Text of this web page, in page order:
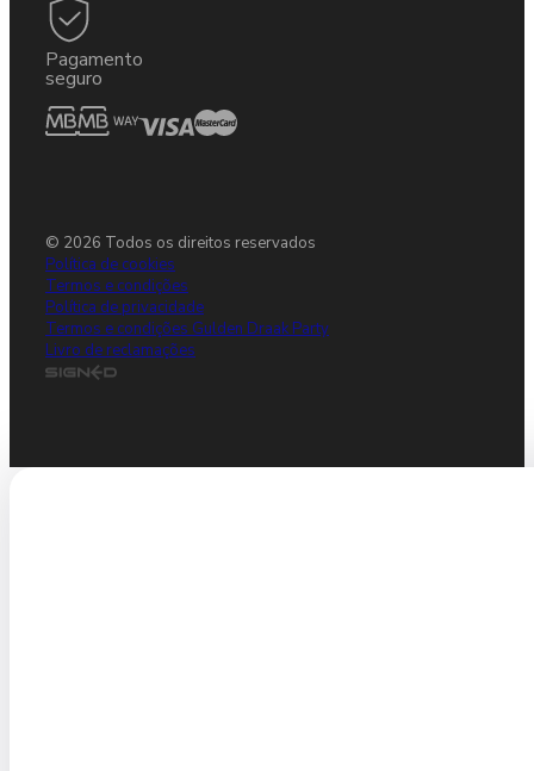
Pagamento
seguro
© 2026 Todos os direitos reservados
Política de cookies
Termos e condições
Política de privacidade
Termos e condições Gulden Draak Party
Livro de reclamações